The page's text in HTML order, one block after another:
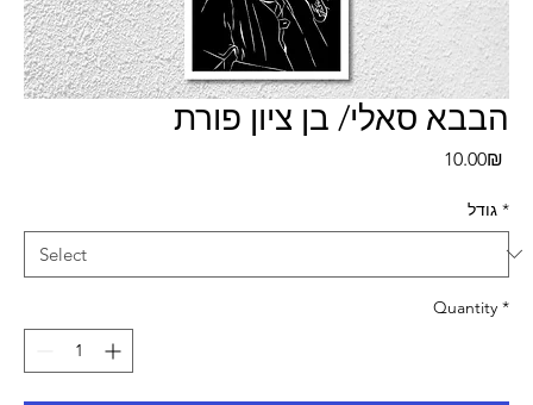
הבבא סאלי/ בן ציון פורת
‏10.00 ‏₪
גודל *
Quantity *